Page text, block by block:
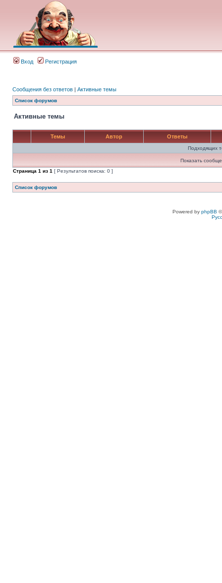
Вход Регистрация
Сообщения без ответов | Активные темы
Список форумов
Активные темы
Темы Автор Ответы
Подходящих
Показать
Страница 1 из 1 [ Результатов поиска: 0 ]
Список форумов
Powered by phpBB